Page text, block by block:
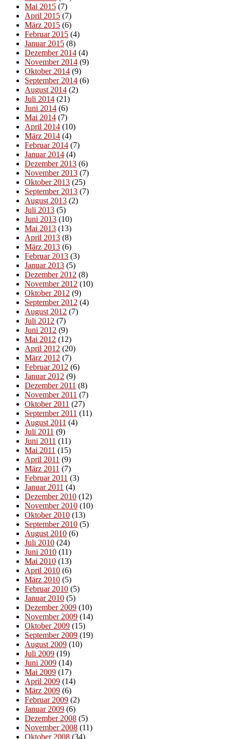
Mai 2015 (7)
April 2015 (7)
März 2015 (6)
Februar 2015 (4)
Januar 2015 (8)
Dezember 2014 (4)
November 2014 (9)
Oktober 2014 (9)
September 2014 (6)
August 2014 (2)
Juli 2014 (21)
Juni 2014 (6)
Mai 2014 (7)
April 2014 (10)
März 2014 (4)
Februar 2014 (7)
Januar 2014 (4)
Dezember 2013 (6)
November 2013 (7)
Oktober 2013 (25)
September 2013 (7)
August 2013 (2)
Juli 2013 (5)
Juni 2013 (10)
Mai 2013 (13)
April 2013 (8)
März 2013 (6)
Februar 2013 (3)
Januar 2013 (5)
Dezember 2012 (8)
November 2012 (10)
Oktober 2012 (9)
September 2012 (4)
August 2012 (7)
Juli 2012 (7)
Juni 2012 (9)
Mai 2012 (12)
April 2012 (20)
März 2012 (7)
Februar 2012 (6)
Januar 2012 (9)
Dezember 2011 (8)
November 2011 (7)
Oktober 2011 (27)
September 2011 (11)
August 2011 (4)
Juli 2011 (9)
Juni 2011 (11)
Mai 2011 (15)
April 2011 (9)
März 2011 (7)
Februar 2011 (3)
Januar 2011 (4)
Dezember 2010 (12)
November 2010 (10)
Oktober 2010 (13)
September 2010 (5)
August 2010 (6)
Juli 2010 (24)
Juni 2010 (11)
Mai 2010 (13)
April 2010 (6)
März 2010 (5)
Februar 2010 (5)
Januar 2010 (5)
Dezember 2009 (10)
November 2009 (14)
Oktober 2009 (15)
September 2009 (19)
August 2009 (10)
Juli 2009 (19)
Juni 2009 (14)
Mai 2009 (17)
April 2009 (14)
März 2009 (6)
Februar 2009 (2)
Januar 2009 (6)
Dezember 2008 (5)
November 2008 (11)
Oktober 2008 (34)